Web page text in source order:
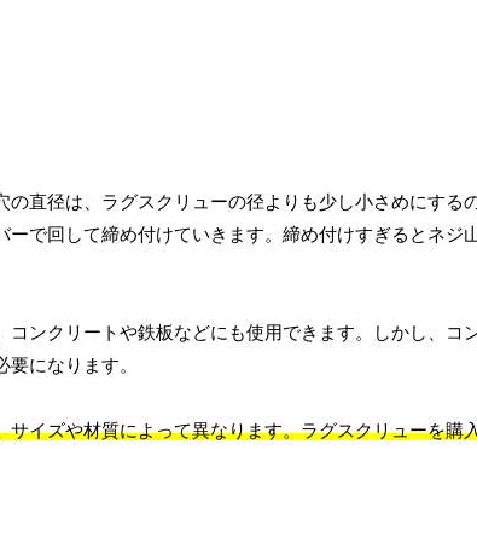
直径は、ラグスクリューの径よりも少し小さめにする
で回して締め付けていきます。締め付けすぎるとネジ
ンクリートや鉄板などにも使用できます。しかし、コ
になります。
サイズや材質によって異なります。ラグスクリューを購